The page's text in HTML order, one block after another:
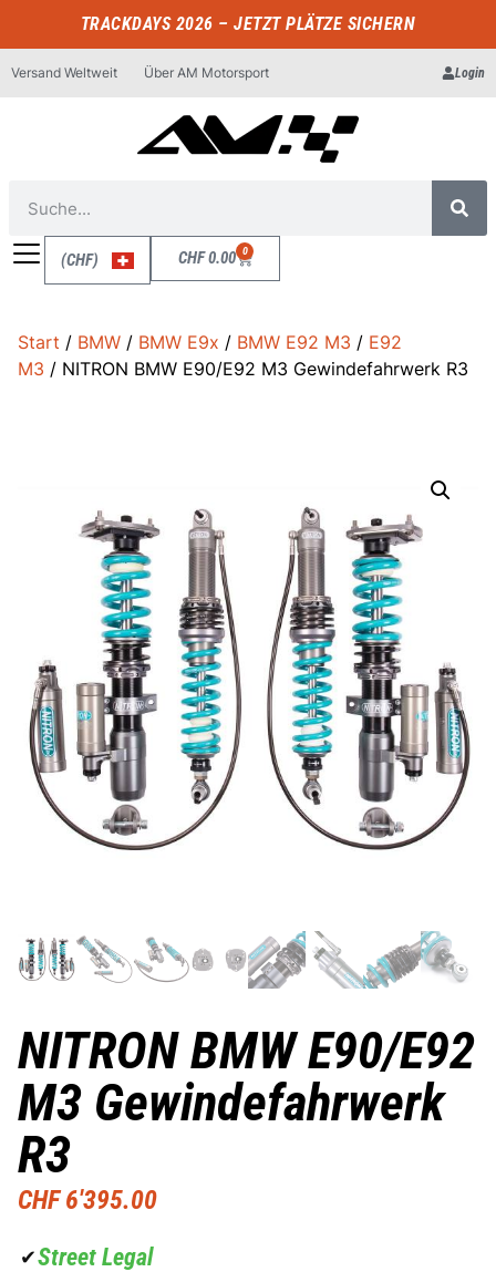
TRACKDAYS 2026 – JETZT PLÄTZE SICHERN
Versand Weltweit Über AM Motorsport Login
(CHF) CHF0.00 0
Start / BMW / BMW E9x / BMW E92 M3 / E92
M3 / NITRON BMW E90/E92 M3 Gewindefahrwerk R3
NITRON BMW E90/E92
M3 Gewindefahrwerk
R3
CHF6'395.00
✔Street Legal